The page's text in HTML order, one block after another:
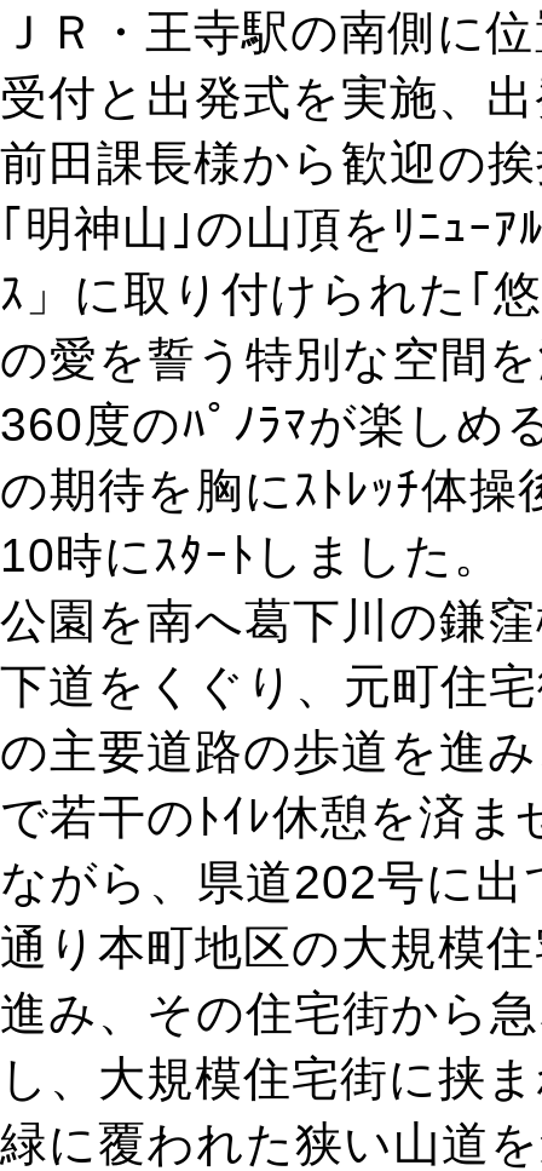
ＪＲ・王寺駅の南側に
受付と出発式を実施、
前田課長様から歓迎の
｢明神山｣の山頂をﾘﾆｭｰ
ｽ」に取り付けられた｢
の愛を誓う特別な空間
360度のﾊﾟﾉﾗﾏが楽しめ
の期待を胸にｽﾄﾚｯﾁ体
10時にｽﾀｰﾄしました。
公園を南へ葛下川の鎌
下道をくぐり、元町住
の主要道路の歩道を進
で若干のﾄｲﾚ休憩を済
ながら、県道202号に
通り本町地区の大規模
進み、その住宅街から
し、大規模住宅街に挟
緑に覆われた狭い山道